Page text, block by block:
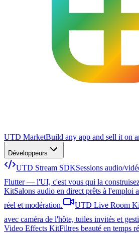
UTD MarketBuild any app and sell it on
Développeurs
UTD Stream SDKSessions audio/
Flutter — l'UI, c'est vous qui la
KitSalons audio en direct prêts à l'emploi
réel et modération.
UTD Live Room
avec caméra de l'hôte, tuiles invités et
Video Effects KitFiltres beauté en temps